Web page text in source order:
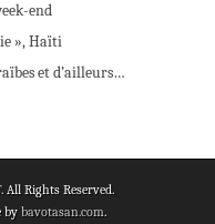
end
», Haïti
et d’ailleurs…
. All Rights Reserved.
by bavotasan.com.